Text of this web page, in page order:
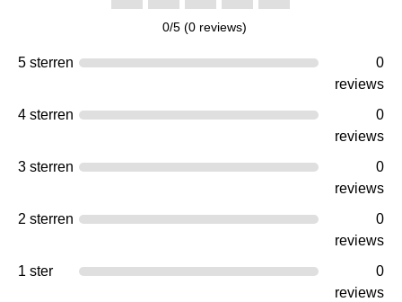
0/5 (0 reviews)
5 sterren
0
reviews
4 sterren
0
reviews
3 sterren
0
reviews
2 sterren
0
reviews
1 ster
0
reviews